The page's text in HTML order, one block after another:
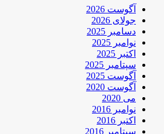
آگوست 2026
جولای 2026
دسامبر 2025
نوامبر 2025
اکتبر 2025
سپتامبر 2025
آگوست 2025
آگوست 2020
می 2020
نوامبر 2016
اکتبر 2016
سپتامبر 2016